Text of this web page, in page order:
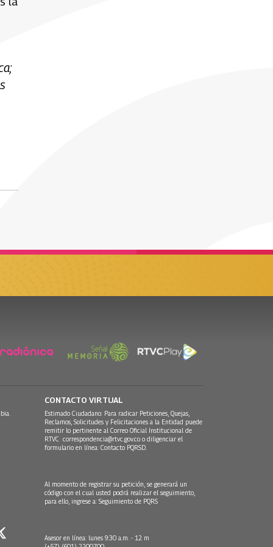
CONTACTO VIRTUAL
Estimado Ciudadano: Para radicar Peticiones, Quejas,
Reclamos, Solicitudes y Felicitaciones a la Entidad puede
remitir lo pertinente al Correo Oficial Institucional de
RTVC correspondencia@rtvc.gov.co o diligenciar el
formulario en línea: Contacto PQRSD.
Al momento de registrar su petición, se generará un
código con el cual usted podrá realizar el seguimiento,
para ello, ingrese a: Seguimiento de PQRS
Asesor en línea: lunes 9:30 a.m. - 12 m